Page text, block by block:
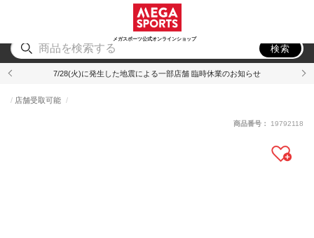
メガスポーツ公式オンラインショップ
アウトドア
検索
7/28(火)に発生した地震による一部店舗 臨時休業のお知らせ
店舗受取可能
商品番号： 19792118